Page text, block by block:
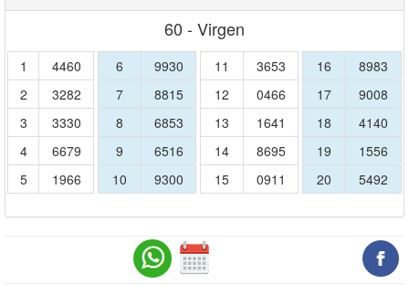
60 - Virgen
1
4460
2
3282
3
3330
4
6679
5
1966
6
9930
7
8815
8
6853
9
6516
10
9300
11
3653
12
0466
13
1641
14
8695
15
0911
16
8983
17
9008
18
4140
19
1556
20
5492